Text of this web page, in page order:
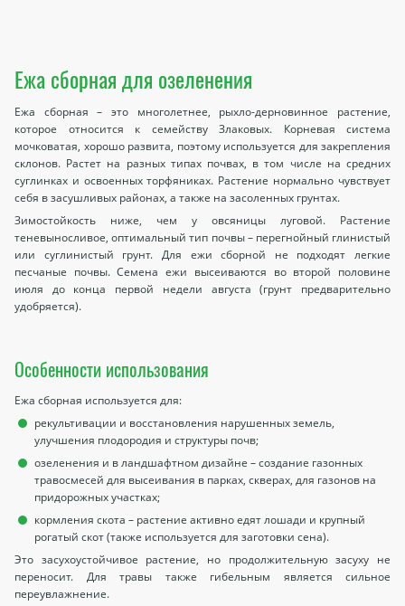
Ежа сборная для озеленения
Ежа сборная – это многолетнее, рыхло-дерновинное растение,
которое относится к семейству Злаковых. Корневая система
мочковатая, хорошо развита, поэтому используется для закрепления
склонов. Растет на разных типах почвах, в том числе на средних
суглинках и освоенных торфяниках. Растение нормально чувствует
себя в засушливых районах, а также на засоленных грунтах.
Зимостойкость ниже, чем у овсяницы луговой. Растение
теневыносливое, оптимальный тип почвы – перегнойный глинистый
или суглинистый грунт. Для ежи сборной не подходят легкие
песчаные почвы. Семена ежи высеиваются во второй половине
июля до конца первой недели августа (грунт предварительно
удобряется).
Особенности использования
Ежа сборная используется для:
рекультивации и восстановления нарушенных земель,
улучшения плодородия и структуры почв;
озеленения и в ландшафтном дизайне – создание газонных
травосмесей для высеивания в парках, скверах, для газонов на
придорожных участках;
кормления скота – растение активно едят лошади и крупный
рогатый скот (также используется для заготовки сена).
Это засухоустойчивое растение, но продолжительную засуху не
переносит. Для травы также гибельным является сильное
переувлажнение.